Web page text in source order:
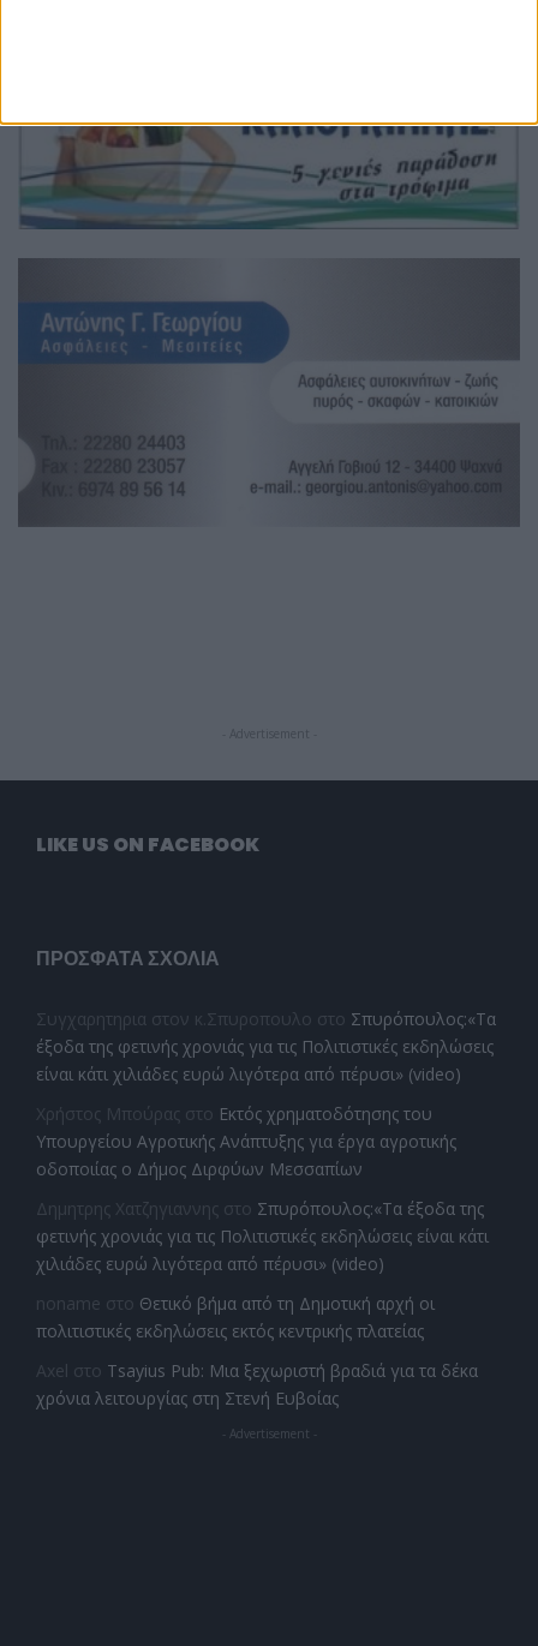
- Advertisement -
LIKE US ON FACEBOOK
ΠΡΌΣΦΑΤΑ ΣΧΌΛΙΑ
Συγχαρητηρια στον κ.Σπυροπουλο στο Σπυρόπουλος:«Τα
έξοδα της φετινής χρονιάς για τις Πολιτιστικές εκδηλώσεις
είναι κάτι χιλιάδες ευρώ λιγότερα από πέρυσι» (video)
Χρήστος Μπούρας στο Εκτός χρηματοδότησης του
Υπουργείου Αγροτικής Ανάπτυξης για έργα αγροτικής
οδοποιίας ο Δήμος Διρφύων Μεσσαπίων
Δημητρης Χατζηγιαννης στο Σπυρόπουλος:«Τα έξοδα της
φετινής χρονιάς για τις Πολιτιστικές εκδηλώσεις είναι κάτι
χιλιάδες ευρώ λιγότερα από πέρυσι» (video)
noname στο Θετικό βήμα από τη Δημοτική αρχή οι
πολιτιστικές εκδηλώσεις εκτός κεντρικής πλατείας
Axel στο Tsayius Pub: Μια ξεχωριστή βραδιά για τα δέκα
χρόνια λειτουργίας στη Στενή Ευβοίας
- Advertisement -